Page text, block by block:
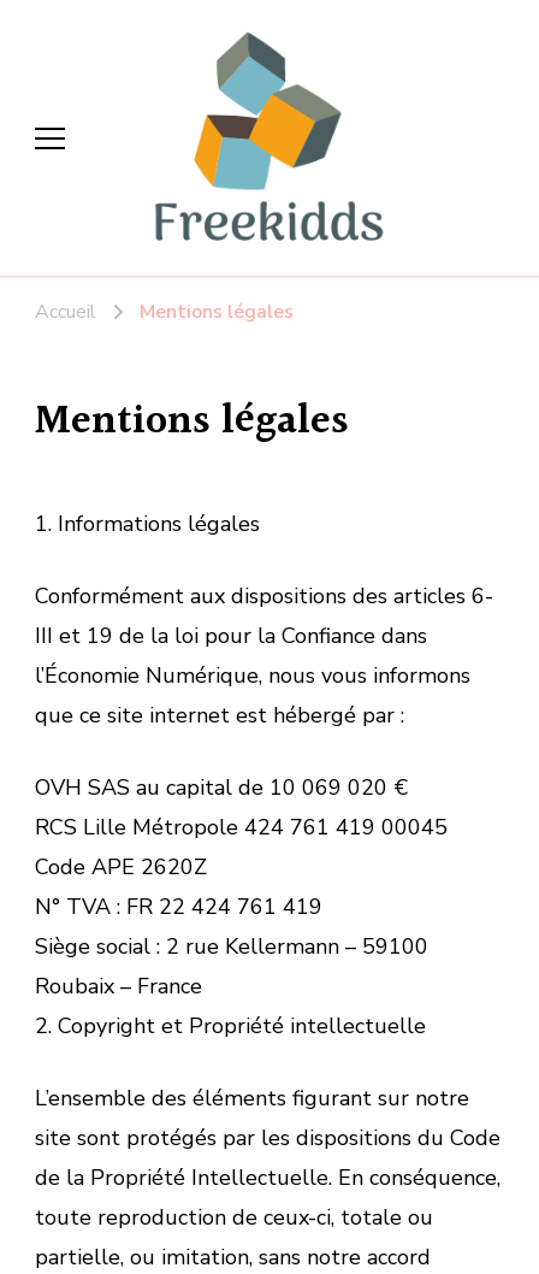
Freekidds
Accueil Mentions légales
Mentions légales
1. Informations légales
Conformément aux dispositions des articles 6-
III et 19 de la loi pour la Confiance dans
l’Économie Numérique, nous vous informons
que ce site internet est hébergé par :
OVH SAS au capital de 10 069 020 €
RCS Lille Métropole 424 761 419 00045
Code APE 2620Z
N° TVA : FR 22 424 761 419
Siège social : 2 rue Kellermann – 59100
Roubaix – France
2. Copyright et Propriété intellectuelle
L’ensemble des éléments figurant sur notre
site sont protégés par les dispositions du Code
de la Propriété Intellectuelle. En conséquence,
toute reproduction de ceux-ci, totale ou
partielle, ou imitation, sans notre accord